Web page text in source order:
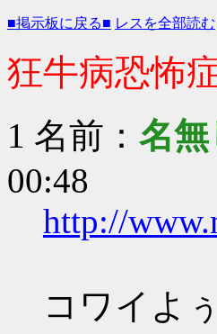
■掲示板に戻る■ レスを全部読む
狂牛病恐怖
1 名前： 名
00:48
http://
コワイよ